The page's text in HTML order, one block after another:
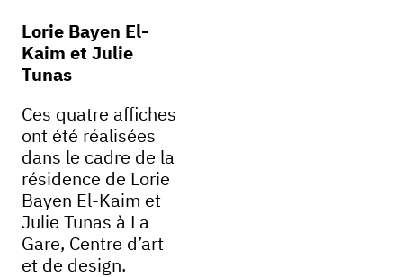
Lorie Bayen El-
Kaim et Julie
Tunas
Ces quatre affiches
ont été réalisées
dans le cadre de la
résidence de Lorie
Bayen El-Kaim et
Julie Tunas à La
Gare, Centre d’art
et de design.